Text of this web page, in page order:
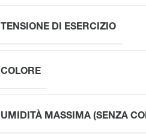
TENSIONE DI ESERCIZIO
COLORE
UMIDITÀ MASSIMA (SENZA